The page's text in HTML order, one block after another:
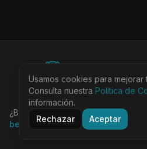
©
Ciudades Locales
Aviso LegalPrivacidad
¿Buscas la guía completa de
bearinbcn.com
Usamos cookies para mejorar
Consulta nuestra Política de
información.
Rechazar
Aceptar